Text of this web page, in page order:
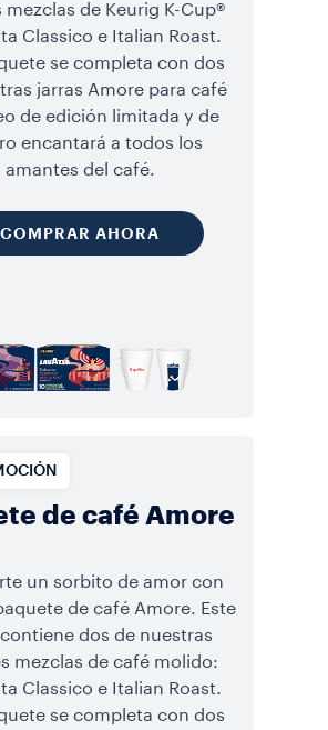
mezclas de Keurig K-Cup®
Classico e Italian Roast.
se completa con dos
jarras Amore para café
de edición limitada y de
encantará a todos los
amantes del café.
COMPRAR AHORA
de café Amore
un sorbito de amor con
de café Amore. Este
dos de nuestras
mezclas de café molido:
Classico e Italian Roast.
se completa con dos